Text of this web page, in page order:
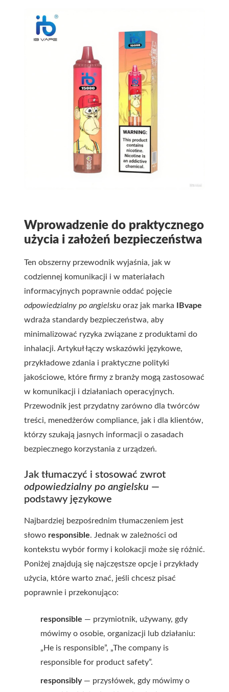
Wprowadzenie do praktycznego
użycia i założeń bezpieczeństwa
Ten obszerny przewodnik wyjaśnia, jak w
codziennej komunikacji i w materiałach
informacyjnych poprawnie oddać pojęcie
odpowiedzialny po angielsku oraz jak marka
IBvape
wdraża standardy bezpieczeństwa, aby
minimalizować ryzyka związane z produktami do
inhalacji. Artykuł łączy wskazówki językowe,
przykładowe zdania i praktyczne polityki
jakościowe, które firmy z branży mogą zastosować
w komunikacji i działaniach operacyjnych.
Przewodnik jest przydatny zarówno dla twórców
treści, menedżerów compliance, jak i dla klientów,
którzy szukają jasnych informacji o zasadach
bezpiecznego korzystania z urządzeń.
Jak tłumaczyć i stosować zwrot
odpowiedzialny po angielsku —
podstawy językowe
Najbardziej bezpośrednim tłumaczeniem jest
słowo responsible. Jednak w zależności od
kontekstu wybór formy i kolokacji może się różnić.
Poniżej znajdują się najczęstsze opcje i przykłady
użycia, które warto znać, jeśli chcesz pisać
poprawnie i przekonująco:
responsible — przymiotnik, używany, gdy
mówimy o osobie, organizacji lub działaniu:
„He is responsible”, „The company is
responsible for product safety”.
responsibly— przysłówek, gdy mówimy o